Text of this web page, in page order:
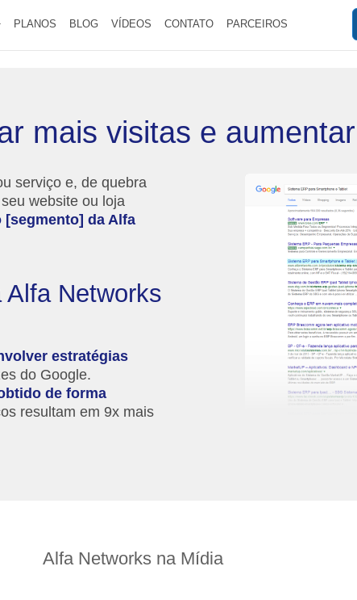
PLANOS BLOG VÍDEOS CONTATO PARCEIROS
mais visitas e
serviço e, de quebra
website ou loja
da Alfa
Networks
estratégias
do Google.
de forma
resultam em 9x mais
Alfa Networks na Mídia